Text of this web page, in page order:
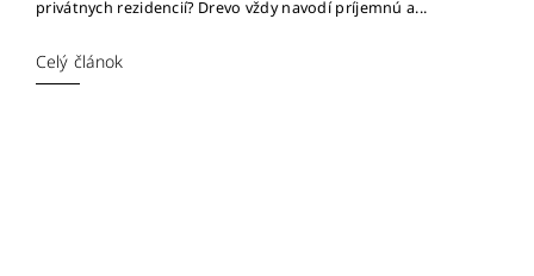
privátnych rezidencií? Drevo vždy navodí príjemnú a...
Celý článok